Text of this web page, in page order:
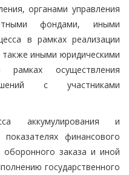
органами управления
фондами, иными
в рамках реализации
иными юридическими
осуществления
с участниками
аккумулирования и
финансового
оборонного заказа и иной
государственного